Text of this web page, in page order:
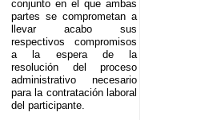
conjunto en el que ambas
partes se comprometan a
llevar acabo sus
respectivos compromisos
a la espera de la
resolución del proceso
administrativo necesario
para la contratación laboral
del participante.